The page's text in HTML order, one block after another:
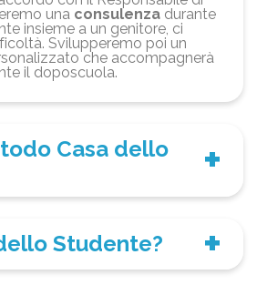
una consulenza durante
insieme a un genitore, ci
Svilupperemo poi un
che accompagnerà
il doposcuola.
Casa dello
Studente?